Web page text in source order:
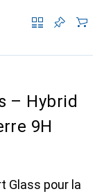
– Hybrid
9H
Glass pour la